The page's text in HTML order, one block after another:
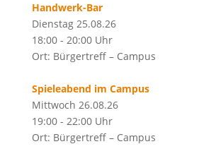
Handwerk-Bar
Dienstag 25.08.26
18:00 - 20:00 Uhr
Ort: Bürgertreff – Campus
Spieleabend im Campus
Mittwoch 26.08.26
19:00 - 22:00 Uhr
Ort: Bürgertreff – Campus